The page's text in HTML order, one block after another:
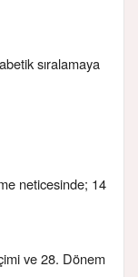
sıralamaya
neticesinde; 14
ve 28. Dönem